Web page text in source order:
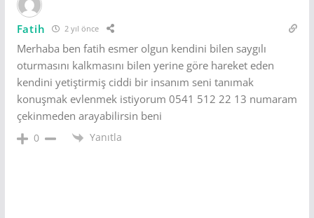
Fatih 2 yıl önce
Merhaba ben fatih esmer olgun kendini bilen saygılı
oturmasını kalkmasını bilen yerine göre hareket eden
kendini yetiştirmiş ciddi bir insanım seni tanımak
konuşmak evlenmek istiyorum 0541 512 22 13 numaram
çekinmeden arayabilirsin beni
0 Yanıtla